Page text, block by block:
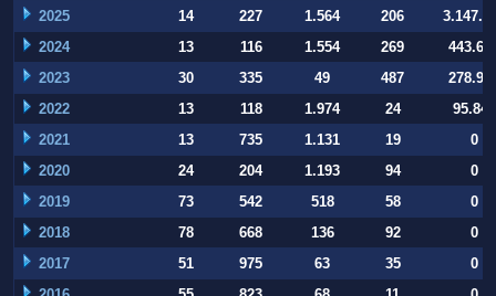
2025 14 227 1.564 206
2024
13 116 1.554 269
2023
30 335 49 487
2022
13 118 1.974 24
95.847
2021
13 735 1.131 19
0
2020
24 204 1.193 94
0
2019
73 542 518 58
0
2018
78 668 136 92
0
2017
51 975 63 35
0